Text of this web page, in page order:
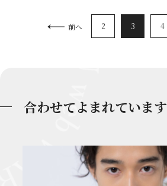
前へ 2 3 4
合わせてよまれています